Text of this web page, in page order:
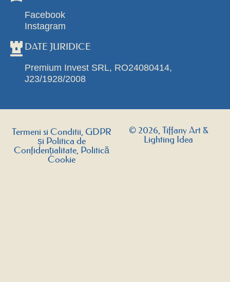
Facebook
Instagram
DATE JURIDICE
Premium Invest SRL, RO24080414,
J23/1928/2008
Termeni si Conditii, GDPR
și Politica de
Confidențialitate, Politică
Cookie
© 2026, Tiffany Art &
Lighting Idea